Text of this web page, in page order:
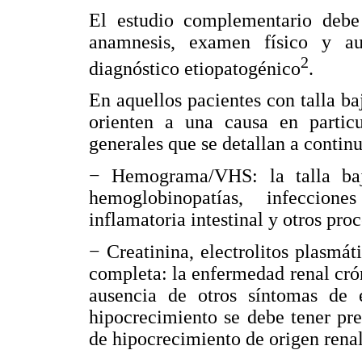
El estudio complementario
anamnesis, examen físico y
diagnóstico etiopatogénico2.
En aquellos pacientes con talla
orienten a una causa en
generales que se detallan a
− Hemograma/VHS: la talla
hemoglobinopatías,
inflamatoria intestinal y otros
− Creatinina, electrolitos
completa: la enfermedad renal
ausencia de otros síntomas
hipocrecimiento se debe tener
de hipocrecimiento de origen